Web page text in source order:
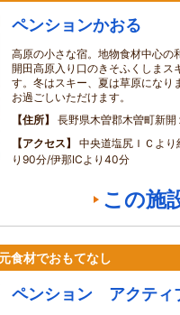
ペンションかおる
高原の小さな宿。地物食材中心の
開田高原入り口のきそふくしまス
す。冬はスキー、夏は草原になり
お過ごしいただけます。
住所
長野県木曽郡木曽町新
アクセス
中央道塩尻ＩＣよ
り90分/伊那ICより40分
この施
食材でおもてなし
ペンション アクティ